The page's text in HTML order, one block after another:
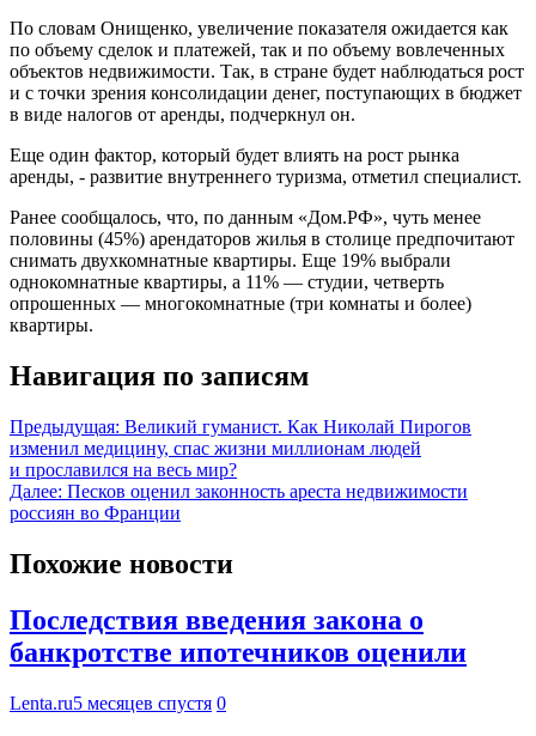
По словам Онищенко, увеличение показателя ожидается как
по объему сделок и платежей, так и по объему вовлеченных
объектов недвижимости. Так, в стране будет наблюдаться рост
и с точки зрения консолидации денег, поступающих в бюджет
в виде налогов от аренды, подчеркнул он.
Еще один фактор, который будет влиять на рост рынка
аренды, - развитие внутреннего туризма, отметил специалист.
Ранее сообщалось, что, по данным «Дом.РФ», чуть менее
половины (45%) арендаторов жилья в столице предпочитают
снимать двухкомнатные квартиры. Еще 19% выбрали
однокомнатные квартиры, а 11% — студии, четверть
опрошенных — многокомнатные (три комнаты и более)
квартиры.
Навигация по записям
Предыдущая: Великий гуманист. Как Николай Пирогов
изменил медицину, спас жизни миллионам людей
и прославился на весь мир?
Далее: Песков оценил законность ареста недвижимости
россиян во Франции
Похожие новости
Последствия введения закона о
банкротстве ипотечников оценили
Lenta.ru5 месяцев спустя 0